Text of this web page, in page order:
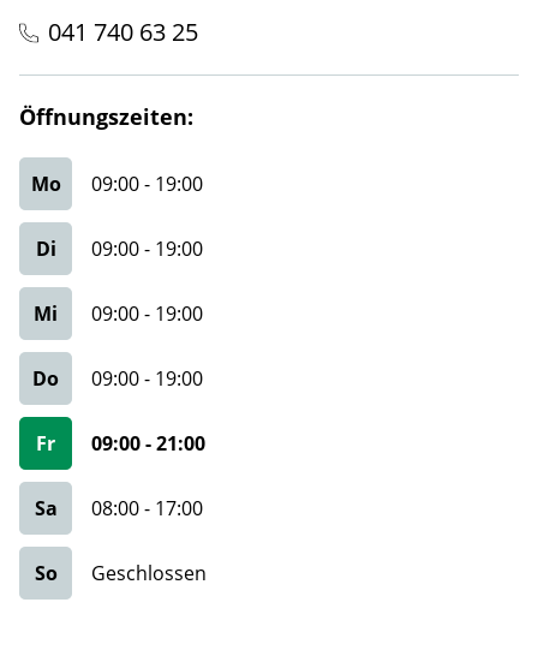
041 740 63 25
Öffnungszeiten:
Mo 09:00- 19:00
Di 09:00- 19:00
Mi 09:00- 19:00
Do 09:00- 19:00
Fr 09:00-21:00
Sa 08:00- 17:00
So Geschlossen